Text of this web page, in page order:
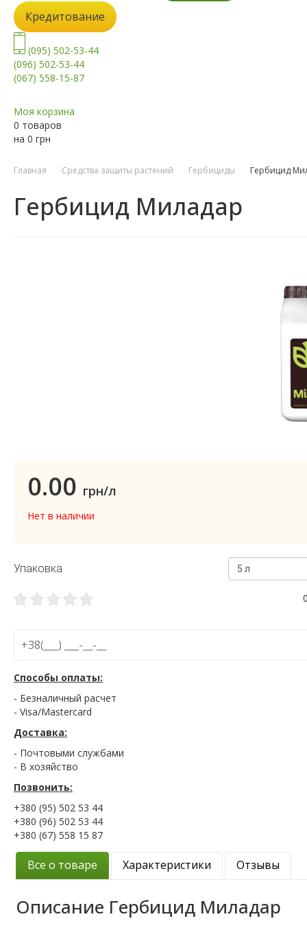
Кредитование
(095) 502-53-44
(096) 502-53-44
(067) 558-15-87
Моя корзина
0 товаров
на 0 грн
Главная Средства защиты растений Гербициды Гербицид
Гербицид Миладар
0.00 грн/л
Нет в наличии
Упаковка 5 л
Способы оплаты:
- Безналичный расчет
- Visa/Mastercard
Доставка:
- Почтовыми службами
- В хозяйство
Позвонить:
+380 (95) 502 53 44
+380 (96) 502 53 44
+380 (67) 558 15 87
Все о товаре Характеристики Отзывы
Описание Гербицид Миладар